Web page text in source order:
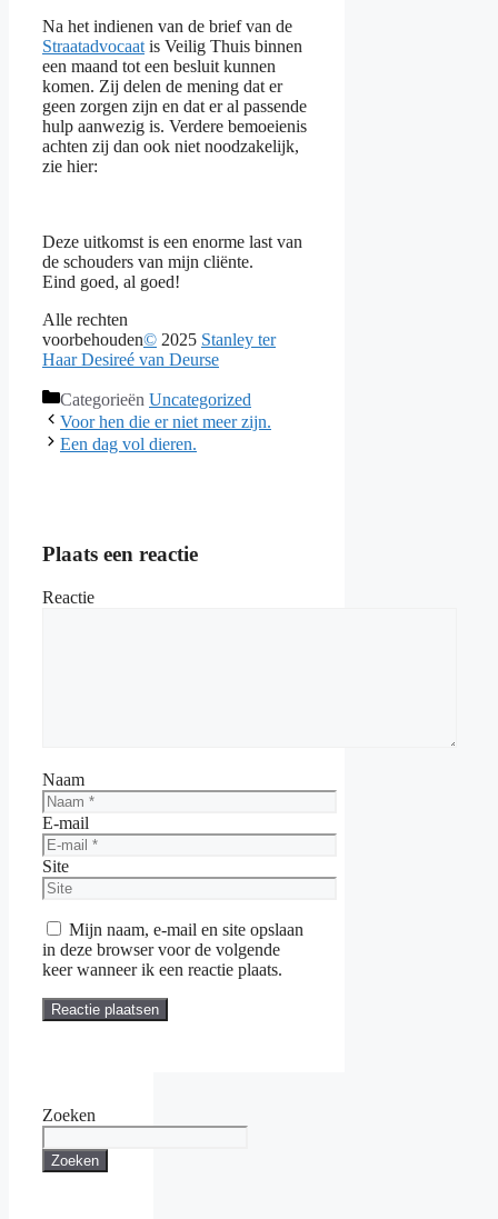
Na het indienen van de brief van de
Straatadvocaatis Veilig Thuis binnen
een maand tot een besluit kunnen
komen. Zij delen de mening dat er
geen zorgen zijn en dat er al passende
hulp aanwezig is. Verdere bemoeienis
achten zij dan ook niet noodzakelijk,
zie hier:
Deze uitkomst is een enorme last van
de schouders van mijn cliënte.
Eind goed, al goed!
Alle rechten
voorbehouden© 2025 Stanley ter
HaarDesireé van Deurse
Categorieën Uncategorized
Voor hen die er niet meer zijn.
Een dag vol dieren.
Plaats een reactie
Reactie
Naam
E-mail
Site
Mijn naam, e-mail en site opslaan
in deze browser voor de volgende
keer wanneer ik een reactie plaats.
Zoeken
Zoeken